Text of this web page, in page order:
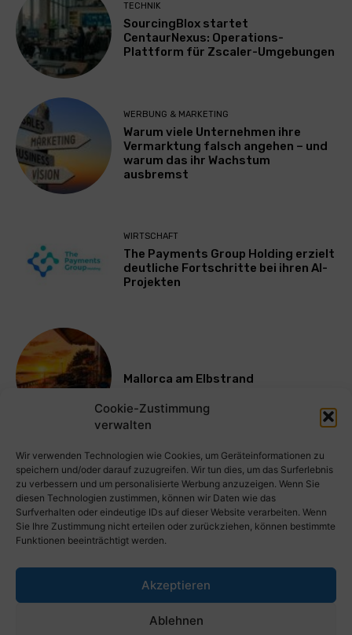
Cookie-Zustimmung
verwalten
Wir verwenden Technologien wie Cookies, um Geräteinformationen zu
speichern und/oder darauf zuzugreifen. Wir tun dies, um das Surferlebnis
zu verbessern und um personalisierte Werbung anzuzeigen. Wenn Sie
diesen Technologien zustimmen, können wir Daten wie das
Surfverhalten oder eindeutige IDs auf dieser Website verarbeiten. Wenn
Sie Ihre Zustimmung nicht erteilen oder zurückziehen, können bestimmte
Funktionen beeinträchtigt werden.
Akzeptieren
Ablehnen
TECHNIK
SourcingBlox startet
CentaurNexus: Operations-
Plattform für Zscaler-Umgebungen
WERBUNG & MARKETING
Warum viele Unternehmen ihre
Vermarktung falsch angehen – und
warum das ihr Wachstum
ausbremst
WIRTSCHAFT
The Payments Group Holding erzielt
deutliche Fortschritte bei ihren AI-
Projekten
Mallorca am Elbstrand
Mehr laden
wichtige PresseMitteilungen auf PresseWorld veröffentlichen.